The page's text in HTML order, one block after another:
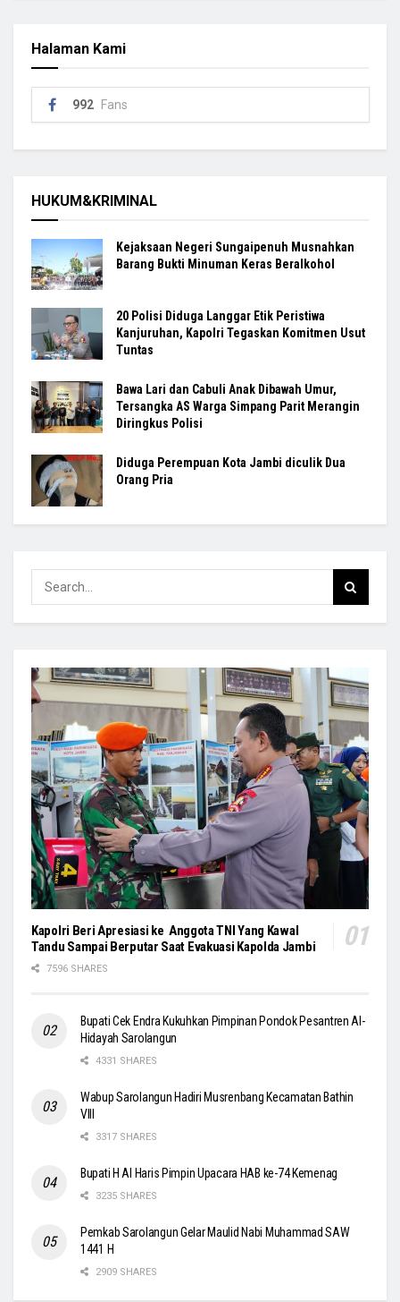
Halaman Kami
992 Fans
HUKUM&KRIMINAL
Kejaksaan Negeri Sungaipenuh Musnahkan
Barang Bukti Minuman Keras Beralkohol
20 Polisi Diduga Langgar Etik Peristiwa
Kanjuruhan, Kapolri Tegaskan Komitmen Usut
Tuntas
Bawa Lari dan Cabuli Anak Dibawah Umur,
Tersangka AS Warga Simpang Parit Merangin
Diringkus Polisi
Diduga Perempuan Kota Jambi diculik Dua
Orang Pria
Kapolri Beri Apresiasi ke Anggota TNI Yang Kawal
Tandu Sampai Berputar Saat Evakuasi Kapolda Jambi
7596 SHARES
Bupati Cek Endra Kukuhkan Pimpinan Pondok Pesantren Al-
Hidayah Sarolangun
4331 SHARES
Wabup Sarolangun Hadiri Musrenbang Kecamatan Bathin
VIII
3317 SHARES
Bupati H Al Haris Pimpin Upacara HAB ke-74 Kemenag
3235 SHARES
Pemkab Sarolangun Gelar Maulid Nabi Muhammad SAW
1441 H
2909 SHARES